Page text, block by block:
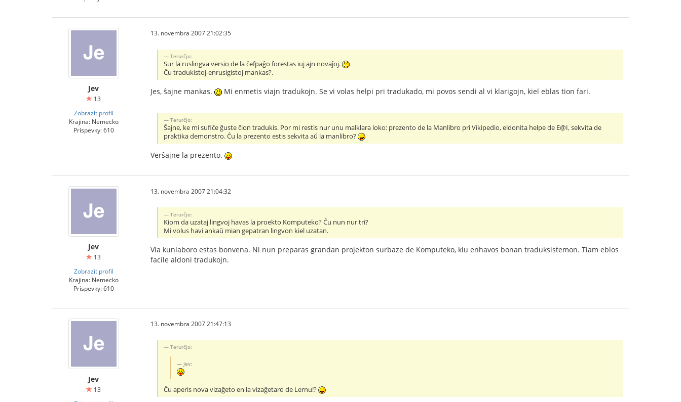
Jev
13
Zobraziť profil
Krajina: Nemecko
Príspevky: 610
13. novembra 2007 21:02:35
Terurĉjo:
Sur la ruslingva versio de la ĉefpaĝo forestas iuj ajn novaĵoj.
Ĉu tradukistoj-enrusigistoj mankas?.
Jes, ŝajne mankas. Mi enmetis viajn tradukojn. Se vi volas helpi pri tradukado, mi povos sendi al vi klarigojn, kiel eblas tion fari.
Terurĉjo:
Ŝajne, ke mi sufiĉe ĝuste ĉion tradukis. Por mi restis nur unu malklara loko: prezento de la Manlibro pri Vikipedio, eldonita helpe de E@I, sekvita de
praktika demonstro. Ĉu la prezento estis sekvita aŭ la manlibro?
Verŝajne la prezento.
Jev
13
Zobraziť profil
Krajina: Nemecko
Príspevky: 610
13. novembra 2007 21:04:32
Terurĉjo:
Kiom da uzataj lingvoj havas la proekto Komputeko? Ĉu nun nur tri?
Mi volus havi ankaŭ mian gepatran lingvon kiel uzatan.
Via kunlaboro estas bonvena. Ni nun preparas grandan projekton surbaze de Komputeko, kiu enhavos bonan traduksistemon. Tiam eblos
facile aldoni tradukojn.
Jev
13
13. novembra 2007 21:47:13
Terurĉjo:
Jev:
Ĉu aperis nova vizaĝeto en la vizaĝetaro de Lernu!?